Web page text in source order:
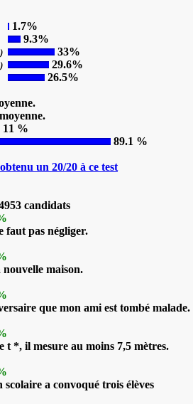
1.7%
9.3%
33%
29.6%
26.5%
11 %
89.1 %
un 20/20 à ce test
candidats
faut pas négliger.
maison.
que mon ami est tombé malade.
t *, il mesure au moins 7,5 mètres.
a convoqué trois élèves